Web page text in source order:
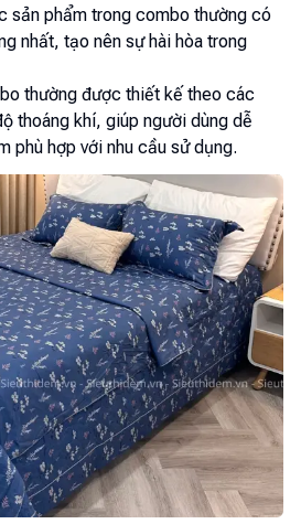
sản phẩm trong combo thường có
nhất, tạo nên sự hài hòa trong
thường được thiết kế theo các
thoáng khí, giúp người dùng dễ
phù hợp với nhu cầu sử dụng.